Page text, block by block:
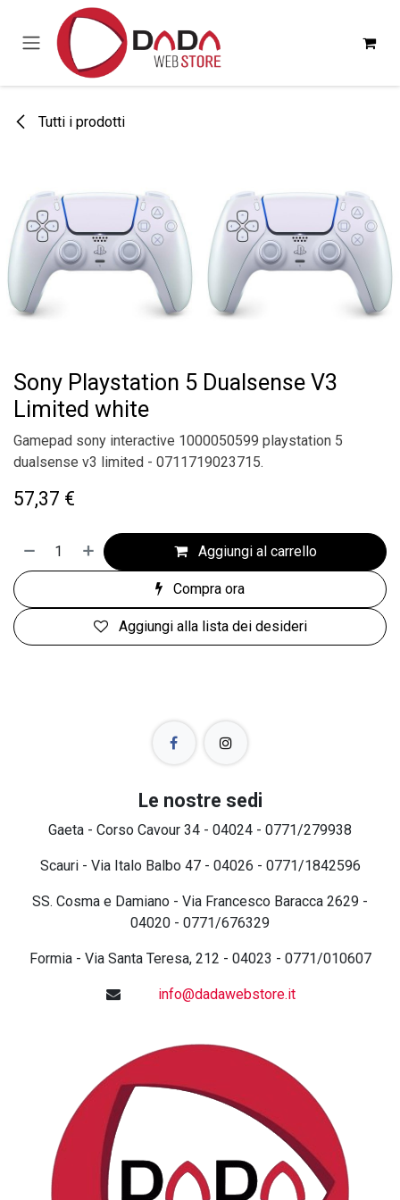
Passa al contenuto
Tutti i prodotti
Sony Playstation 5 Dualsense V3
Limited white
Gamepad sony interactive 1000050599 playstation 5
dualsense v3 limited - 0711719023715.
57,37 €
Aggiungi al carrello
Compra ora
Aggiungi alla lista dei desideri
Le nostre sedi
Gaeta - Corso Cavour 34 - 04024 - 0771/279938
Scauri - Via Italo Balbo 47 - 04026 - 0771/1842596
SS. Cosma e Damiano - Via Francesco Baracca 2629 -
04020 - 0771/676329
Formia - Via Santa Teresa, 212 - 04023 - 0771/010607
info@dadawebstore.it